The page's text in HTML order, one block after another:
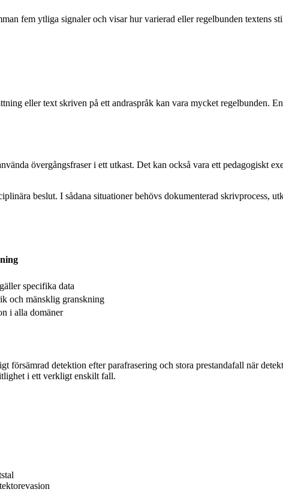
fem ytliga signaler och visar hur varierad eller regelbunden textens
eller text skriven på ett andraspråk kan vara mycket regelbunden.
övergångsfraser i ett utkast. Det kan också vara ett pedagogiskt
beslut. I sådana situationer behövs dokumenterad skrivprocess,
specifika data
och mänsklig granskning
i alla domäner
detektion efter parafrasering och stora prestandafall när
i ett verkligt enskilt fall.